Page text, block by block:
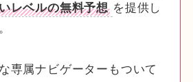
レベルの無料予想 を提供し
専属ナビゲーターもついて